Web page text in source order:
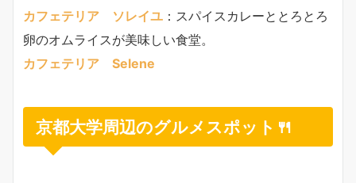
カフェテリア ソレイユ ：スパイスカレーととろとろ
卵のオムライスが美味しい食堂。
カフェテリア Selene
京都大学周辺のグルメスポット🍴